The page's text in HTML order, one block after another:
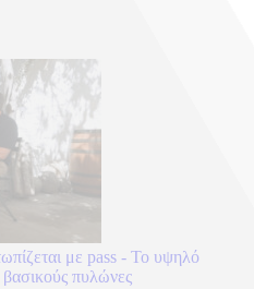
με pass - Το υψηλό
βασικούς πυλώνες